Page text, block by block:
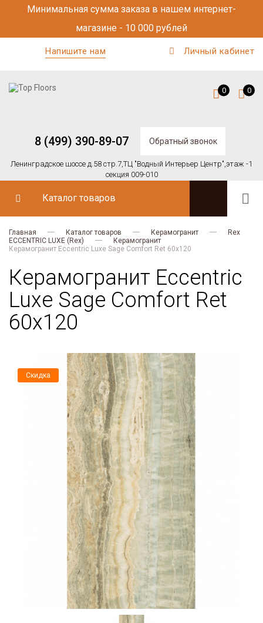
Минимальная сумма заказа в нашем интернет-
магазине - 10 000 рублей
Напишите нам Личный кабинет
8 (499) 390-89-07 Обратный звонок
Ленинградское шоссе д.58 стр.7,ТЦ "Водный Интерьер Центр",этаж -1
секция 009-010
0 0
Каталог товаров
Главная Каталог товаров Керамогранит
Rex
ECCENTRIC LUXE (Rex)
Керамогранит
Керамогранит Eccentric Luxe Sage Comfort Ret 60x120
Керамогранит Eccentric
Luxe Sage Comfort Ret
60x120
Скидка